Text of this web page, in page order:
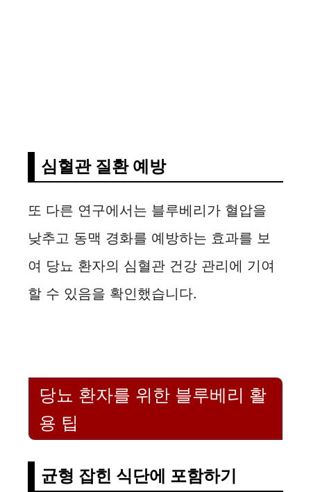
심혈관 질환 예방
또 다른 연구에서는 블루베리가 혈압을
낮추고 동맥 경화를 예방하는 효과를 보
여 당뇨 환자의 심혈관 건강 관리에 기여
할 수 있음을 확인했습니다.
당뇨 환자를 위한 블루베리 활
용 팁
균형 잡힌 식단에 포함하기